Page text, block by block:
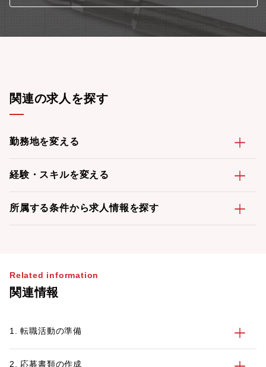
関連の求人を探す
勤務地を変える
経験・スキルを変える
所属する条件から求人情報を探す
Related information
関連情報
1. 転職活動の準備
2. 応募書類の作成